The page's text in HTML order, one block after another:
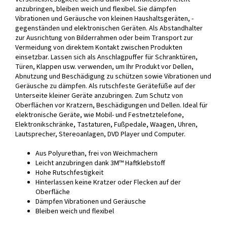
anzubringen, bleiben weich und flexibel. Sie dämpfen
Vibrationen und Geräusche von kleinen Haushaltsgeräten, -
gegenständen und elektronischen Geräten. Als Abstandhalter
zur Ausrichtung von Bilderrahmen oder beim Transport zur
Vermeidung von direktem Kontakt zwischen Produkten
einsetzbar. Lassen sich als Anschlagpuffer für Schranktüren,
Türen, Klappen usw. verwenden, um Ihr Produkt vor Dellen,
Abnutzung und Beschädigung zu schützen sowie Vibrationen und
Geräusche zu dämpfen. Als rutschfeste Gerätefüße auf der
Unterseite kleiner Geräte anzubringen. Zum Schutz von
Oberflächen vor Kratzern, Beschädigungen und Dellen. Ideal für
elektronische Geräte, wie Mobil- und Festnetztelefone,
Elektronikschränke, Tastaturen, Fußpedale, Waagen, Uhren,
Lautsprecher, Stereoanlagen, DVD Player und Computer.
Aus Polyurethan, frei von Weichmachern
Leicht anzubringen dank 3M™ Haftklebstoff
Hohe Rutschfestigkeit
Hinterlassen keine Kratzer oder Flecken auf der
Oberfläche
Dämpfen Vibrationen und Geräusche
Bleiben weich und flexibel